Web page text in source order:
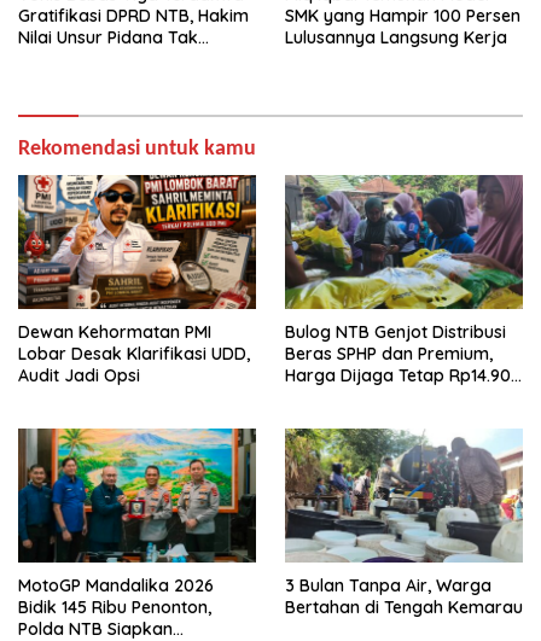
Gratifikasi DPRD NTB, Hakim
Nilai Unsur Pidana Tak
SMK yang Hampir 100 Persen
Lulusannya Langsung Kerja
Rekomendasi untuk kamu
Dewan Kehormatan PMI
Lobar Desak Klarifikasi UDD,
Audit Jadi Opsi
Bulog NTB Genjot Distribusi
Beras SPHP dan Premium,
Harga Dijaga Tetap Rp14.900
MotoGP Mandalika 2026
Bidik 145 Ribu Penonton,
Polda NTB Siapkan
3 Bulan Tanpa Air, Warga
Bertahan di Tengah Kemarau